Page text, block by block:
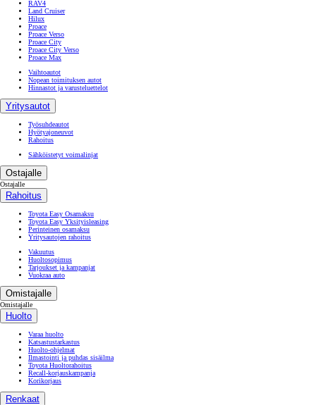
RAV4
Land Cruiser
Hilux
Proace
Proace Verso
Proace City
Proace City Verso
Proace Max
Vaihtoautot
Nopean toimituksen autot
Hinnastot ja varusteluettelot
Yritysautot
Työsuhdeautot
Hyötyajoneuvot
Rahoitus
Sähköistetyt voimalinjat
Ostajalle
Ostajalle
Rahoitus
Toyota Easy Osamaksu
Toyota Easy Yksityisleasing
Perinteinen osamaksu
Yritysautojen rahoitus
Vakuutus
Huoltosopimus
Tarjoukset ja kampanjat
Vuokraa auto
Omistajalle
Omistajalle
Huolto
Varaa huolto
Katsastustarkastus
Huolto-ohjelmat
Ilmastointi ja puhdas sisäilma
Toyota Huoltorahoitus
Recall-korjauskampanja
Korikorjaus
Renkaat